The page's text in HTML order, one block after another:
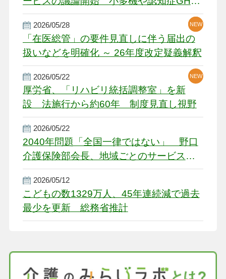
厳しい経営環境に危機感
2026/05/28
「在医総管」の要件見直しに伴う届出の
扱いなどを明確化 ～ 26年度改定疑義解釈
NEW
NEW
2026/05/22
厚労省、「リハビリ統括調整室」を新
設 法施行から約60年 制度見直し視野
NEW
2026/05/22
2040年問題「全国一律ではない」 野口
介護保険部会長、地域ごとのサービス基
盤整備を促す
2026/05/12
こどもの数1329万人、45年連続減で過去
最少を更新 総務省推計